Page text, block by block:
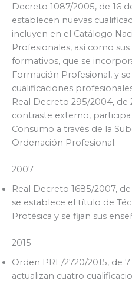
Decreto 1087/2005, de 16
establecen nuevas
incluyen en el Catálogo
Profesionales, así como
formativos, que se
Formación Profesional, y
cualificaciones
Real Decreto 295/2004, de
contraste externo,
Consumo a través de la
Ordenación Profesional.
2007
Real Decreto 1685/2007,
se establece el título de
Protésica y se fijan sus
2015
Orden PRE/2720/2015, de
actualizan cuatro